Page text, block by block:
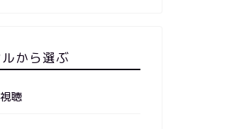
から選ぶ
聴